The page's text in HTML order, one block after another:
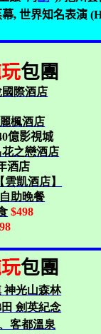
幕,世界知名表演
包團
際酒店
楓酒店
億影視城
之戀酒店
酒店
雲凱酒店】
助晚餐
$498
包團
神光山森林
劍英紀念
客都溫泉